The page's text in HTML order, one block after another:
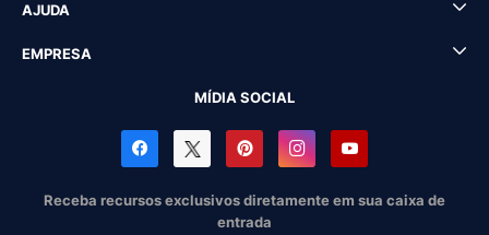
AJUDA
EMPRESA
MÍDIA SOCIAL
Receba recursos exclusivos diretamente em sua caixa de
entrada